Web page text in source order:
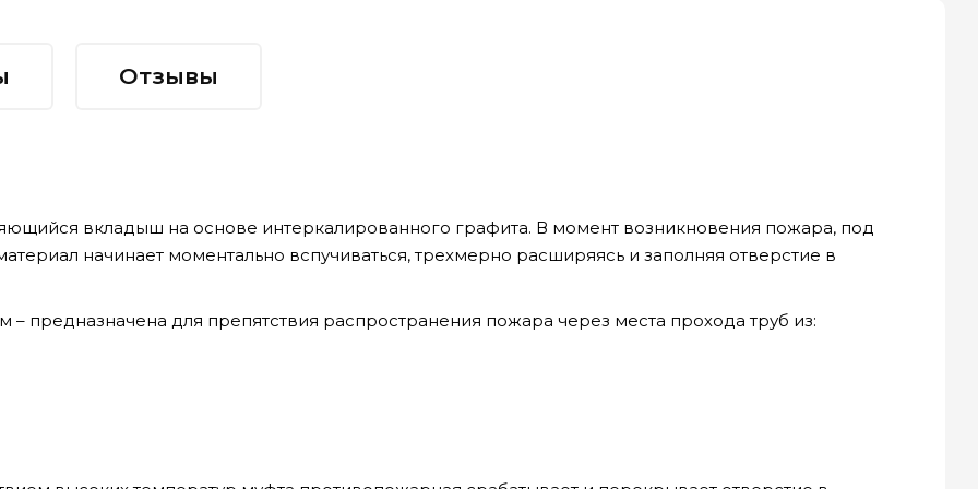
Отзывы
вкладыш на основе интеркалированного графита. В момент возникновения пожара, под
начинает моментально вспучиваться, трехмерно расширяясь и заполняя отверстие в
предназначена для препятствия распространения пожара через места прохода труб из: